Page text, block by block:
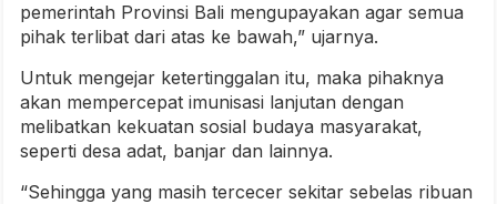
pemerintah Provinsi Bali mengupayakan agar semua
pihak terlibat dari atas ke bawah,” ujarnya.
Untuk mengejar ketertinggalan itu, maka pihaknya
akan mempercepat imunisasi lanjutan dengan
melibatkan kekuatan sosial budaya masyarakat,
seperti desa adat, banjar dan lainnya.
“Sehingga yang masih tercecer sekitar sebelas ribuan